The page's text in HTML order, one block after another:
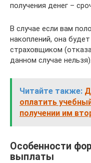
получения денег –
В случае если вам
накоплений, она
страховщиком
данном случае нельзя).
Читайте также:
оплатить
получении им
Особенности
выплаты